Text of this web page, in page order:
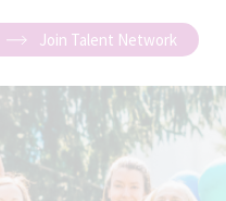
Join Talent Network